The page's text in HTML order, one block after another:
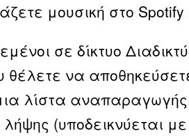
μουσική στο
σε δίκτυο
να
λίστα
(υποδεικνύεται